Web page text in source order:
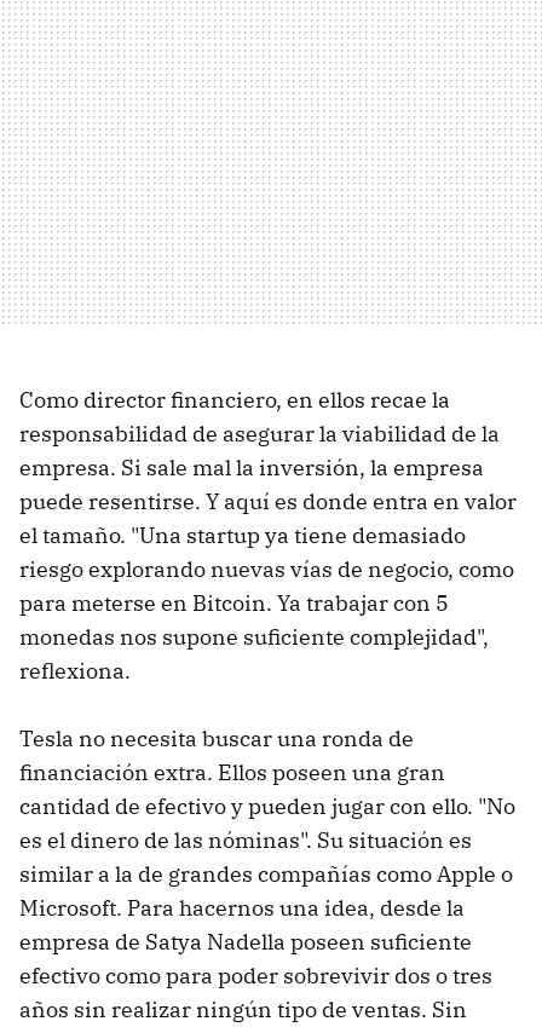
Como director financiero, en ellos recae la
responsabilidad de asegurar la viabilidad de la
empresa. Si sale mal la inversión, la empresa
puede resentirse. Y aquí es donde entra en valor
el tamaño. "Una startup ya tiene demasiado
riesgo explorando nuevas vías de negocio, como
para meterse en Bitcoin. Ya trabajar con 5
monedas nos supone suficiente complejidad",
reflexiona.
Tesla no necesita buscar una ronda de
financiación extra. Ellos poseen una gran
cantidad de efectivo y pueden jugar con ello. "No
es el dinero de las nóminas". Su situación es
similar a la de grandes compañías como Apple o
Microsoft. Para hacernos una idea, desde la
empresa de Satya Nadella poseen suficiente
efectivo como para poder sobrevivir dos o tres
años sin realizar ningún tipo de ventas. Sin